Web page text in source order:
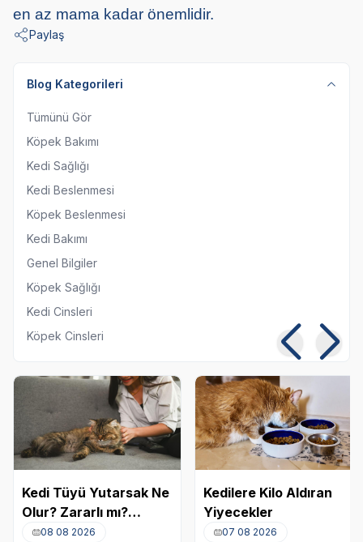
en az mama kadar önemlidir.
Paylaş
Blog Kategorileri
Tümünü Gör
Köpek Bakımı
Kedi Sağlığı
Kedi Beslenmesi
Köpek Beslenmesi
Kedi Bakımı
Genel Bilgiler
Köpek Sağlığı
Kedi Cinsleri
Köpek Cinsleri
Kedi Tüyü Yutarsak Ne
Olur? Zararlı mı?
Akciğere Kedi Tüyü
08 08 2026
Kedilere Kilo Aldıran
Yiyecekler
07 08 2026